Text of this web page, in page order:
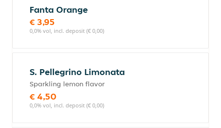
Fanta Orange
€ 3,95
0,0% vol, incl. deposit (€ 0,00)
S. Pellegrino Limonata
Sparkling lemon flavor
€ 4,50
0,0% vol, incl. deposit (€ 0,00)